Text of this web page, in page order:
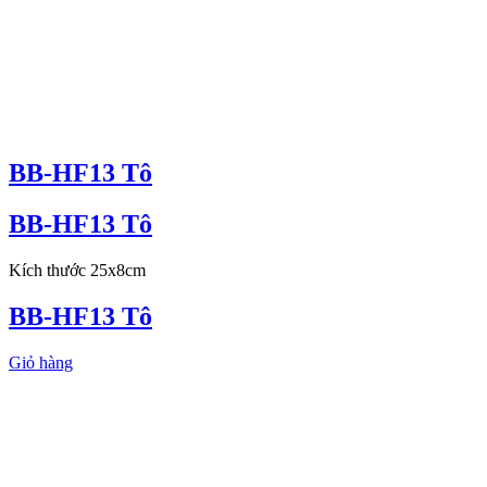
BB-HF13 Tô
BB-HF13 Tô
Kích thước 25x8cm
BB-HF13 Tô
Giỏ hàng